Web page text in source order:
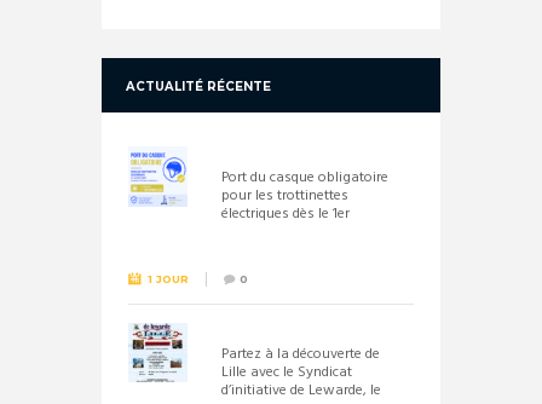
ACTUALITÉ RÉCENTE
Port du casque obligatoire
pour les trottinettes
électriques dès le 1er
1 JOUR 0
Partez à la découverte de
Lille avec le Syndicat
d’initiative de Lewarde, le